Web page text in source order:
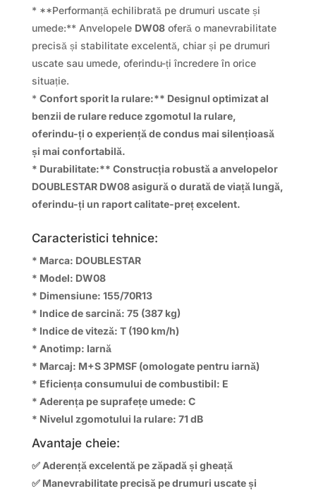
* **Performanță echilibrată pe drumuri uscate și
umede:** Anvelopele DW08oferă o manevrabilitate
precisă și stabilitate excelentă, chiar și pe drumuri
uscate sau umede, oferindu-ți încredere în orice
situație.
* Confort sporit la rulare:** Designul optimizat al
benzii de rulare reduce zgomotul la rulare,
oferindu-ți o experiență de condus mai silențioasă
și mai confortabilă.
* Durabilitate:** Construcția robustă a anvelopelor
DOUBLESTAR DW08 asigură o durată de viață lungă,
oferindu-ți un raport calitate-preț excelent.
Caracteristici tehnice:
* Marca: DOUBLESTAR
* Model: DW08
* Dimensiune: 155/70R13
* Indice de sarcină: 75 (387 kg)
* Indice de viteză: T (190 km/h)
* Anotimp: Iarnă
* Marcaj: M+S 3PMSF (omologate pentru iarnă)
* Eficiența consumului de combustibil: E
* Aderența pe suprafețe umede: C
* Nivelul zgomotului la rulare: 71 dB
Avantaje cheie:
✅ Aderență excelentă pe zăpadă și gheață
✅ Manevrabilitate precisă pe drumuri uscate și